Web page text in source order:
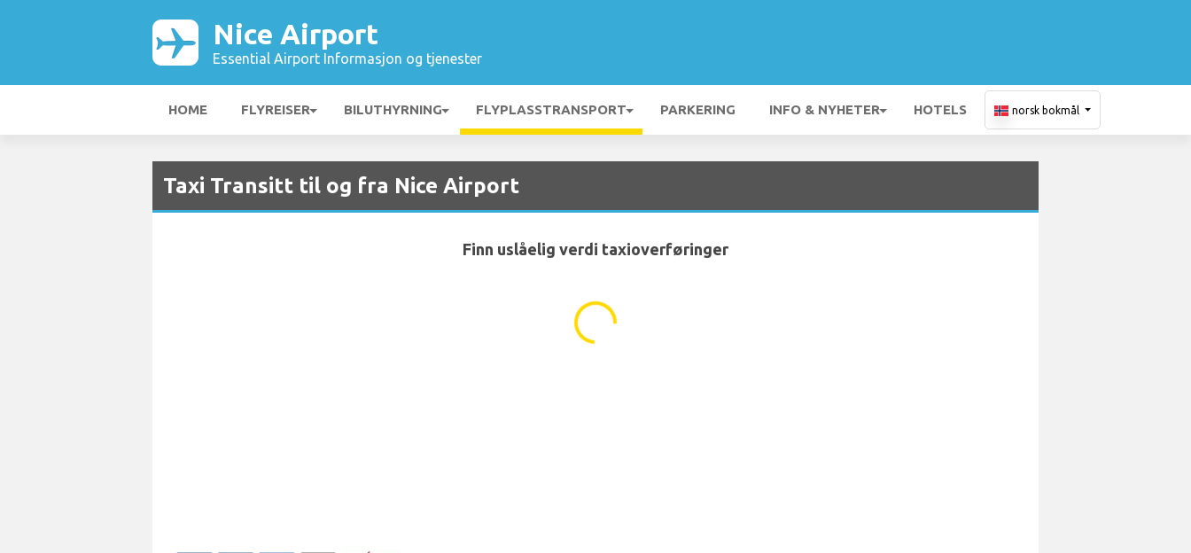
Nice Airport
Essential Airport Informasjon og tjenester
HOME FLYREISER BILUTHYRNING FLYPLASSTRANSPORT PARKERING INFO & NYHETER HOTELS norsk bokmål
Taxi Transitt til og fra Nice Airport
Finn uslåelig verdi taxioverføringer